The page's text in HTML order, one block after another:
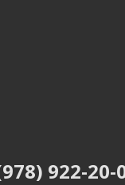
922-20-